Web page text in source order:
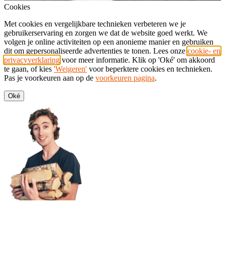
Cookies
Met cookies en vergelijkbare technieken verbeteren we je
gebruikerservaring en zorgen we dat de website goed werkt. We
volgen je online activiteiten op een anonieme manier en gebruiken
dit om gepersonaliseerde advertenties te tonen. Lees onze cookie- en
privacyverklaring voor meer informatie. Klik op 'Oké' om akkoord
te gaan, of kies 'Weigeren' voor beperktere cookies en technieken.
Pas je voorkeuren aan op de voorkeuren pagina.
Oké